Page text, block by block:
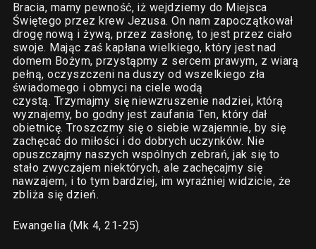
Bracia, mamy pewność, iż wejdziemy do Miejsca
Świętego przez krew Jezusa. On nam zapoczątkował
drogę nową i żywą, przez zasłonę, to jest przez ciało
swoje. Mając zaś kapłana wielkiego, który jest nad
domem Bożym, przystąpmy z sercem prawym, z wiarą
pełną, oczyszczeni na duszy od wszelkiego zła
świadomego i obmyci na ciele wodą
czystą. Trzymajmy się niewzruszenie nadziei, którą
wyznajemy, bo godny jest zaufania Ten, który dał
obietnicę. Troszczmy się o siebie wzajemnie, by się
zachęcać do miłości i do dobrych uczynków. Nie
opuszczajmy naszych wspólnych zebrań, jak się to
stało zwyczajem niektórych, ale zachęcajmy się
nawzajem, i to tym bardziej, im wyraźniej widzicie, że
zbliża się dzień.
Ewangelia (Mk 4, 21-25)